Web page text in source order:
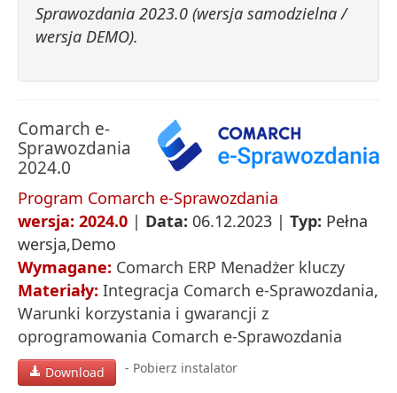
Sprawozdania 2023.0 (wersja samodzielna /
wersja DEMO).
Comarch e-
Sprawozdania
2024.0
Program Comarch e-Sprawozdania
wersja: 2024.0 | Data: 06.12.2023 | Typ: Pełna
wersja,Demo
Wymagane: Comarch ERP Menadżer kluczy
Materiały: Integracja Comarch e-Sprawozdania,
Warunki korzystania i gwarancji z
oprogramowania Comarch e-Sprawozdania
Download - Pobierz instalator